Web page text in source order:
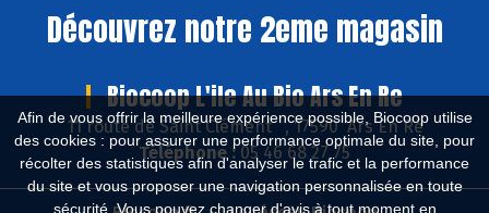
Afin de vous offrir la meilleure expérience possible, Biocoop utilise
des cookies : pour assurer une performance optimale du site, pour
récolter des statistiques afin d'analyser le trafic et la performance
du site et vous proposer une navigation personnalisée en toute
sécurité. Vous pouvez changer d'avis à tout moment en
Découvrez notre 2eme magasin
Biocoop L'ile Au Bio Ars En Re
11 route de Saint Clément , 17590 Ars En Ré
Téléphone : 05 46 68 27 75